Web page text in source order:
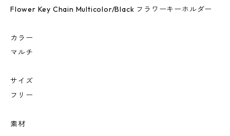
Flower Key Chain Multicolor/Black フラワーキーホルダー
カラー
マルチ
サイズ
フリー
素材